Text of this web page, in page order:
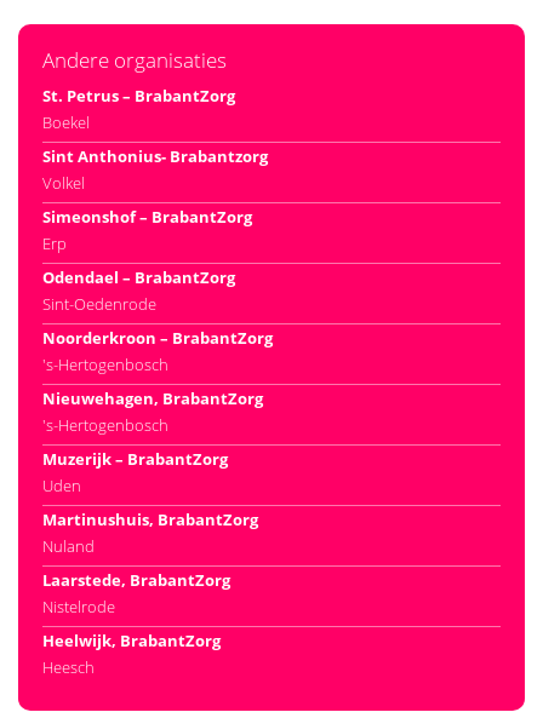
Andere organisaties
St. Petrus – BrabantZorg
Boekel
Sint Anthonius- Brabantzorg
Volkel
Simeonshof – BrabantZorg
Erp
Odendael – BrabantZorg
Sint-Oedenrode
Noorderkroon – BrabantZorg
's-Hertogenbosch
Nieuwehagen, BrabantZorg
's-Hertogenbosch
Muzerijk – BrabantZorg
Uden
Martinushuis, BrabantZorg
Nuland
Laarstede, BrabantZorg
Nistelrode
Heelwijk, BrabantZorg
Heesch